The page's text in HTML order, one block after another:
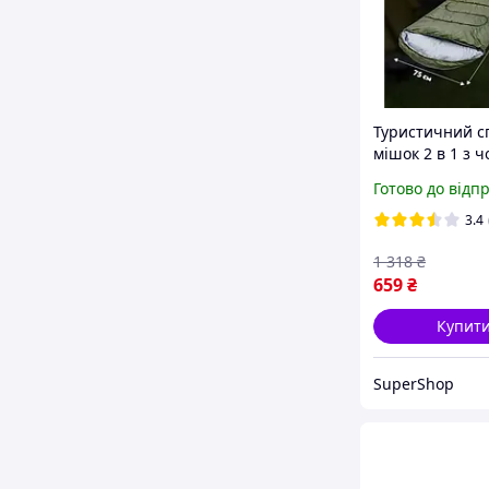
Туристичний
мішок 2 в 1 з
210х75 см,
капюшоном-
дорослих
Готово до
3.4
659₴
1 318 ₴
SuperShop